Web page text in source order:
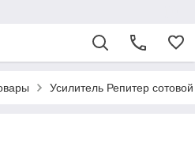
Усилитель Репитер